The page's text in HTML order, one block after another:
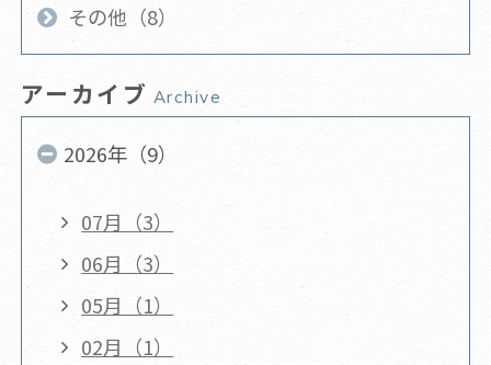
その他（8）
アーカイブ Archive
2026年（9）
07月（3）
06月（3）
05月（1）
02月（1）